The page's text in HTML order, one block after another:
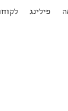
פילינג